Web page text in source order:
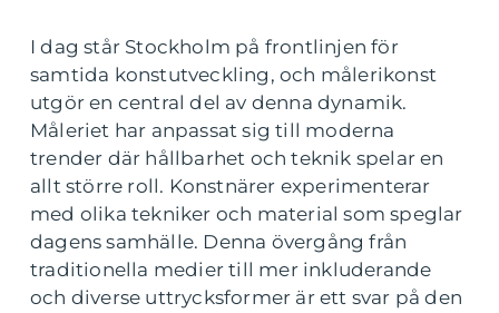
I dag står Stockholm på frontlinjen för
samtida konstutveckling, och målerikonst
utgör en central del av denna dynamik.
Måleriet har anpassat sig till moderna
trender där hållbarhet och teknik spelar en
allt större roll. Konstnärer experimenterar
med olika tekniker och material som speglar
dagens samhälle. Denna övergång från
traditionella medier till mer inkluderande
och diverse uttrycksformer är ett svar på den